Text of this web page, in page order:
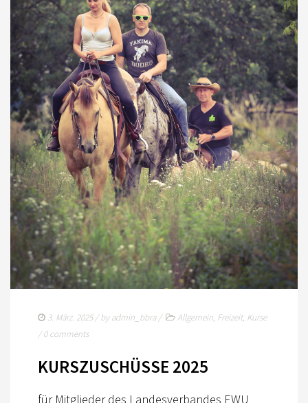
KADER
JUGENDKADER
ERWACHSENENKADER
JUNGPFERDEPROGRAMM
BERLIN/BRANDENBURG TROPHY
GERMAN OPEN
TURNIERFACHLEUTE
FREIZEIT
TRAINERVERZEICHNIS
LEHRVIDEOS
EWU BERLIN-BRANDENBURG
VORSTAND B/BB
JUGEND
KIDS CLUB
3. März. 2025/ byadmin_bbra/ Allgemein, Freizeit, Kurse
/0 comments
KURSZUSCHÜSSE 2025
für Mitglieder des Landesverbandes EWU